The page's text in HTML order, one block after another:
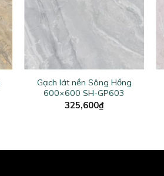
Gạch lát nền Sông Hồng
600×600 SH-GP603
325,600₫